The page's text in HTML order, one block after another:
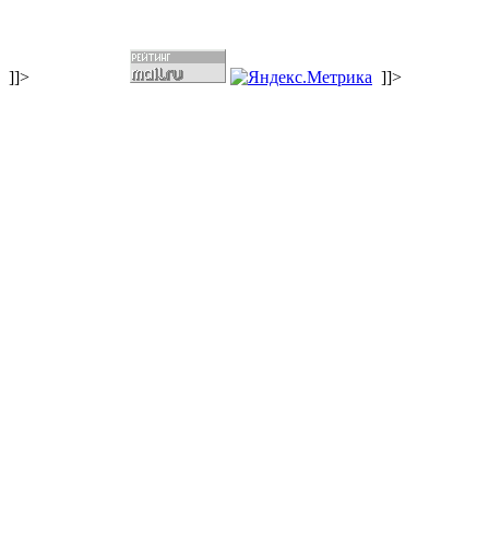
]]> ]]>